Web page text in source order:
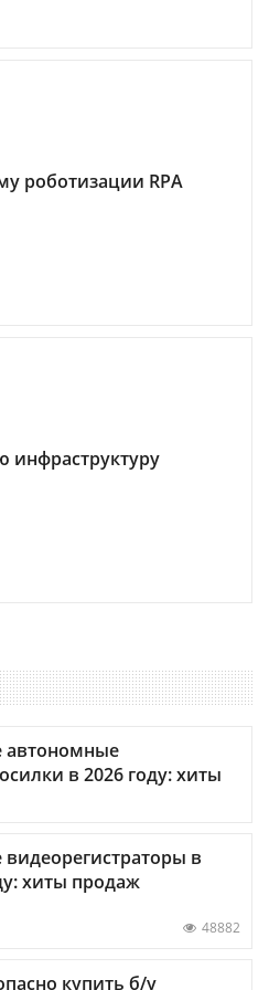
роботизации RPA
инфраструктуру
в 2026 году: хиты
в
хиты продаж
48882
купить б/у